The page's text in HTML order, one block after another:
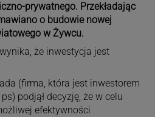
prywatnego. Przekładając
o budowie nowej
w Żywcu.
że inwestycja jest
(firma, która jest inwestorem
podjął decyzję, że w celu
efektywności